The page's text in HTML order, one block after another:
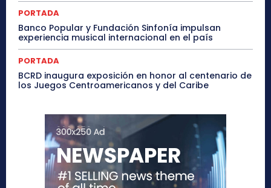
PORTADA
Banco Popular y Fundación Sinfonía impulsan
experiencia musical internacional en el país
PORTADA
BCRD inaugura exposición en honor al centenario de
los Juegos Centroamericanos y del Caribe